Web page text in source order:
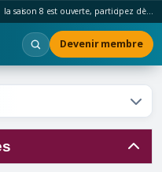
la saison 8 est ouverte, participez dès maintenant !
Devenir membre
?